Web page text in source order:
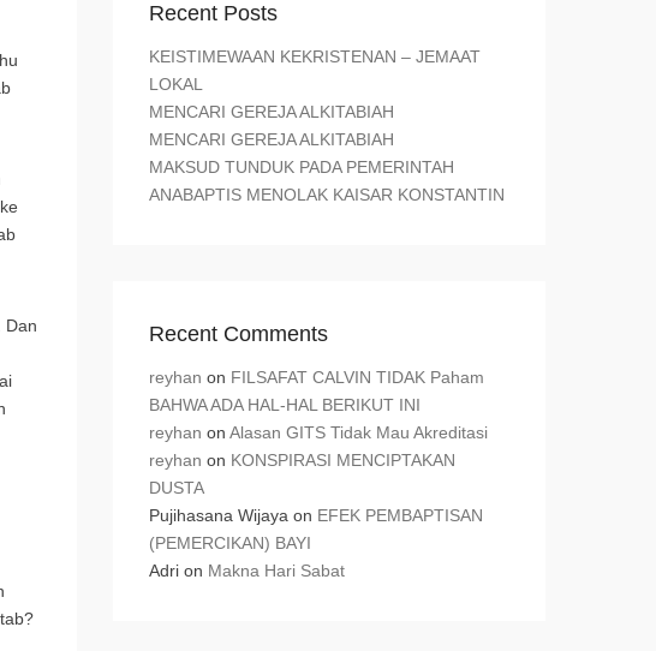
Dan
Recent Posts
KEISTIMEWAAN KEKRISTENAN – JEMAAT
LOKAL
MENCARI GEREJA ALKITABIAH
MENCARI GEREJA ALKITABIAH
MAKSUD TUNDUK PADA PEMERINTAH
ANABAPTIS MENOLAK KAISAR KONSTANTIN
Recent Comments
reyhan on FILSAFAT CALVIN TIDAK Paham
BAHWA ADA HAL-HAL BERIKUT INI
reyhan on Alasan GITS Tidak Mau Akreditasi
reyhan on KONSPIRASI MENCIPTAKAN
DUSTA
Pujihasana Wijaya on EFEK PEMBAPTISAN
(PEMERCIKAN) BAYI
Adri on Makna Hari Sabat